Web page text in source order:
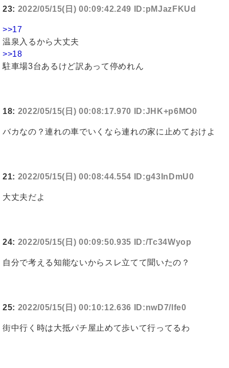
23: 2022/05/15(日) 00:09:42.249 ID:pMJazFKUd
>>17
温泉入るから大丈夫
>>18
駐車場3台あるけど訳あって停めれん
18: 2022/05/15(日) 00:08:17.970 ID:JHK+p6MO0
バカなの？連れの車でいくなら連れの家に止めておけよ
21: 2022/05/15(日) 00:08:44.554 ID:g43InDmU0
大丈夫だよ
24: 2022/05/15(日) 00:09:50.935 ID:/Tc34Wyop
自分で考える知能ないからスレ立てて聞いたの？
25: 2022/05/15(日) 00:10:12.636 ID:nwD7/lfe0
街中行く時は大抵パチ屋止めて歩いて行ってるわ